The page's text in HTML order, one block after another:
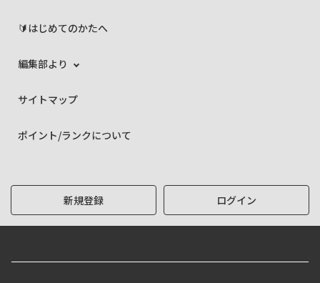
🔰はじめてのかたへ
編集部より
サイトマップ
ポイント/ランクについて
新規登録 ログイン